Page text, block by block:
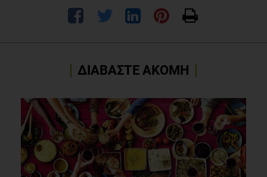
ΔΙΑΒΑΣΤΕ ΑΚΟΜΗ